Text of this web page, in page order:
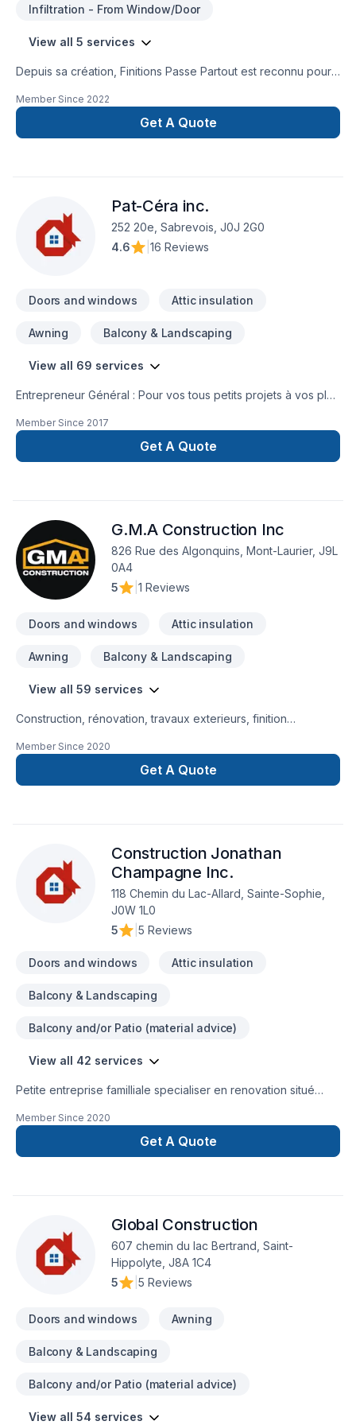
Infiltration - From Window/Door
View all 5 services
Depuis sa création, Finitions Passe Partout est reconnu pour
desservons
Lanaudière,Laurentides,Laval,Mauricie,Montérégie,Montréal
avec passion et professionnalisme. Nous croyons en
comment nous pouvons vous aider. Notre engagement est
simple : offrir un service d'exception, centré sur vos besoins
et vos aspirations.
Member Since 2022
Get A Quote
Pat-Céra inc.
252 20e, Sabrevois, J0J 2G0
4.6
16 Reviews
Doors and windows Attic insulation
Awning Balcony & Landscaping
View all 69 services
Entrepreneur Général : Pour vos tous petits projets à vos plus
de réalisez vos travaux tout en restant à votre
écoute. Service personnalisé !
Member Since 2017
Get A Quote
G.M.A Construction Inc
826 Rue des Algonquins, Mont-Laurier, J9L
0A4
5
1 Reviews
Doors and windows Attic insulation
Awning Balcony & Landscaping
View all 59 services
Construction, rénovation, travaux exterieurs, finition
Marc Antoine Giroux GMA Construction Inc.
Member Since 2020
Get A Quote
Construction Jonathan
Champagne Inc.
118 Chemin du Lac-Allard, Sainte-Sophie,
J0W 1L0
5
5 Reviews
Doors and windows Attic insulation
Balcony & Landscaping
Balcony and/or Patio (material advice)
View all 42 services
Petite entreprise familliale specialiser en renovation situé
Member Since 2020
Get A Quote
Global Construction
607 chemin du lac Bertrand, Saint-
Hippolyte, J8A 1C4
5
5 Reviews
Doors and windows Awning
Balcony & Landscaping
Balcony and/or Patio (material advice)
View all 54 services